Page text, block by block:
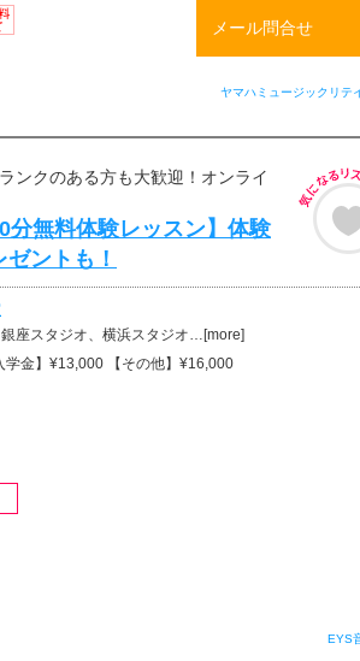
メール問合せ
ヤマハミュージックリテ
ンクのある方も大歓迎！オンライ
分無料体験レッスン】体験
ントも！
座スタジオ、横浜スタジオ…[more]
学金】¥13,000 【その他】¥16,000
EYS